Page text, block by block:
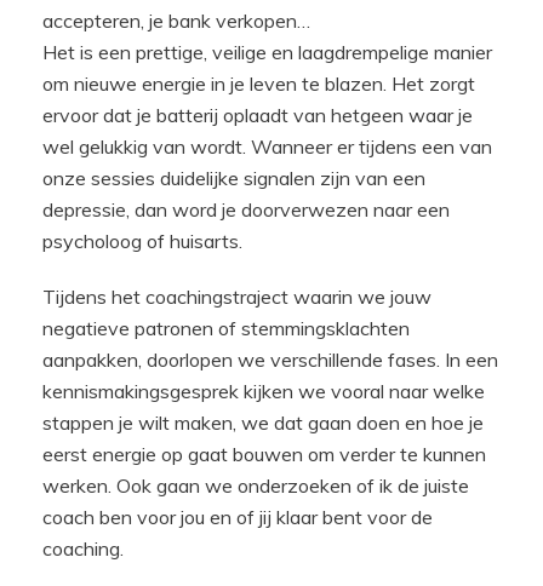
accepteren, je bank verkopen…
Het is een prettige, veilige en laagdrempelige manier
om nieuwe energie in je leven te blazen. Het zorgt
ervoor dat je batterij oplaadt van hetgeen waar je
wel gelukkig van wordt. Wanneer er tijdens een van
onze sessies duidelijke signalen zijn van een
depressie, dan word je doorverwezen naar een
psycholoog of huisarts.
Tijdens het coachingstraject waarin we jouw
negatieve patronen of stemmingsklachten
aanpakken, doorlopen we verschillende fases. In een
kennismakingsgesprek kijken we vooral naar welke
stappen je wilt maken, we dat gaan doen en hoe je
eerst energie op gaat bouwen om verder te kunnen
werken. Ook gaan we onderzoeken of ik de juiste
coach ben voor jou en of jij klaar bent voor de
coaching.